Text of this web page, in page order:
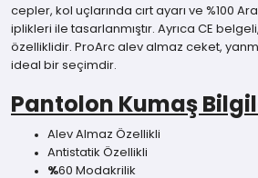
cepler, kol uçlarında cırt ayarı ve %100
iplikleri ile tasarlanmıştır. Ayrıca CE
özelliklidir. ProArc alev almaz ceket,
ideal bir seçimdir.
Pantolon Kumaş
Alev Almaz Özellikli
Antistatik Özellikli
%60 Modakrilik